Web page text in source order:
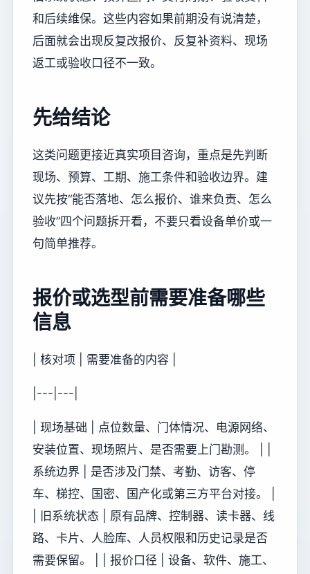
和后续维保。这些内容如果前期没有说清楚，
后面就会出现反复改报价、反复补资料、现场
返工或验收口径不一致。
先给结论
这类问题更接近真实项目咨询，重点是先判断
现场、预算、工期、施工条件和验收边界。建
议先按“能否落地、怎么报价、谁来负责、怎么
验收”四个问题拆开看，不要只看设备单价或一
句简单推荐。
报价或选型前需要准备哪些
信息
| 核对项 | 需要准备的内容 |
|---|---|
| 现场基础 | 点位数量、门体情况、电源网络、
安装位置、现场照片、是否需要上门勘测。 | |
系统边界 | 是否涉及门禁、考勤、访客、停
车、梯控、国密、国产化或第三方平台对接。 |
| 旧系统状态 | 原有品牌、控制器、读卡器、线
路、卡片、人脸库、人员权限和历史记录是否
需要保留。 | | 报价口径 | 设备、软件、施工、